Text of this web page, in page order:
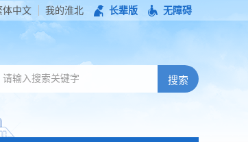
体中文 我的淮北 长辈版 无障碍